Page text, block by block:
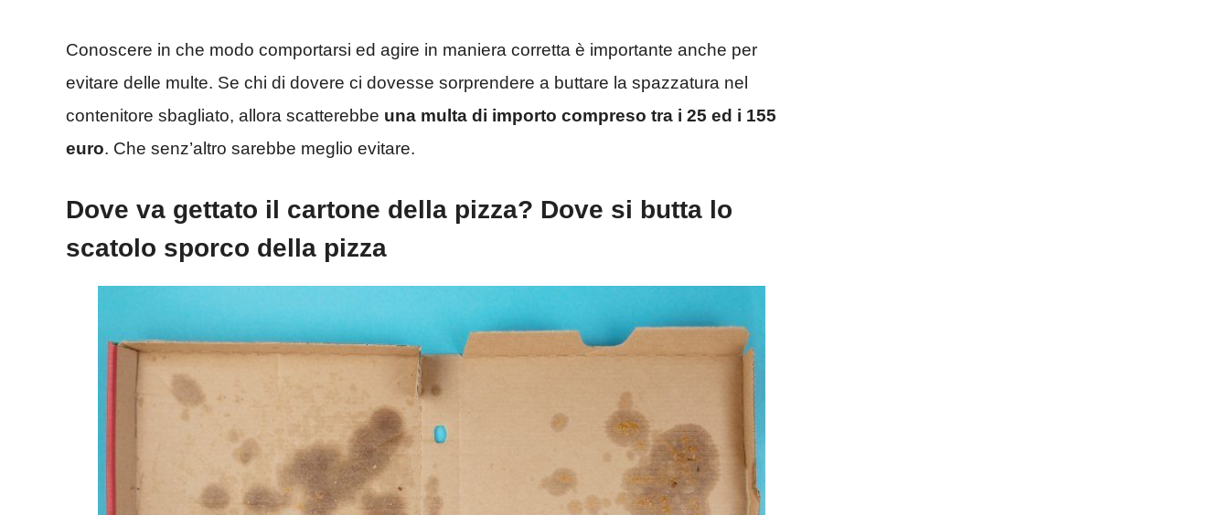
Conoscere in che modo comportarsi ed agire in maniera corretta è importante anche per
evitare delle multe. Se chi di dovere ci dovesse sorprendere a buttare la spazzatura nel
contenitore sbagliato, allora scatterebbe una multa di importo compreso tra i 25 ed i 155
euro. Che senz’altro sarebbe meglio evitare.
Dove va gettato il cartone della pizza? Dove si butta lo
scatolo sporco della pizza